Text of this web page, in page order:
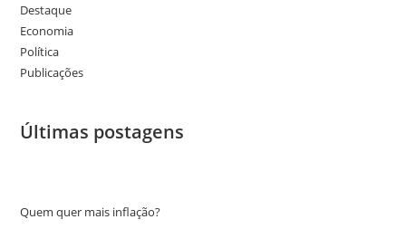
Destaque
Economia
Política
Publicações
Últimas postagens
Quem quer mais inflação?